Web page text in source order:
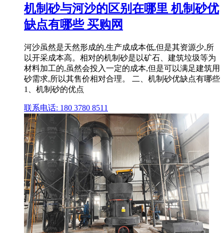
机制砂与河沙的区别在哪里 机制砂优
缺点有哪些 买购网
河沙虽然是天然形成的,生产成成本低,但是其资源少,所
以开采成本高。相对的机制砂是以矿石、建筑垃圾等为
材料加工的,虽然会投入一定的成本,但是可以满足建筑用
砂需求,所以其售价相对合理。 二、机制砂优缺点有哪些
1、机制砂的优点
联系电话: 180 3780 8511